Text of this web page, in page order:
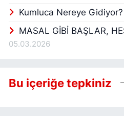
Kumluca Nereye Gidiyor?
MASAL GİBİ BAŞLAR,
05.03.2026
Bu içeriğe tepkiniz